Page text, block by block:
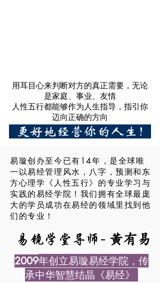
用耳目心来判断对方的真正需要，无论
是家庭、事业、友情
人性五行都能够作为人生指导，指引你
迈向正确的方向
更好地经营你的人生！
易璇创办至今已有14年，是全球唯
一以易经管理风水，八字，预测和东
方心理学《人性五行》的专业学习与
实践的易经学院！我们拥有全球最庞
大的学员成功在易经的领域里找到他
们的专业！
易镜学堂导师 - 黃有易
2009年创立易璇易经学院，传
承中华智慧结晶《易经》